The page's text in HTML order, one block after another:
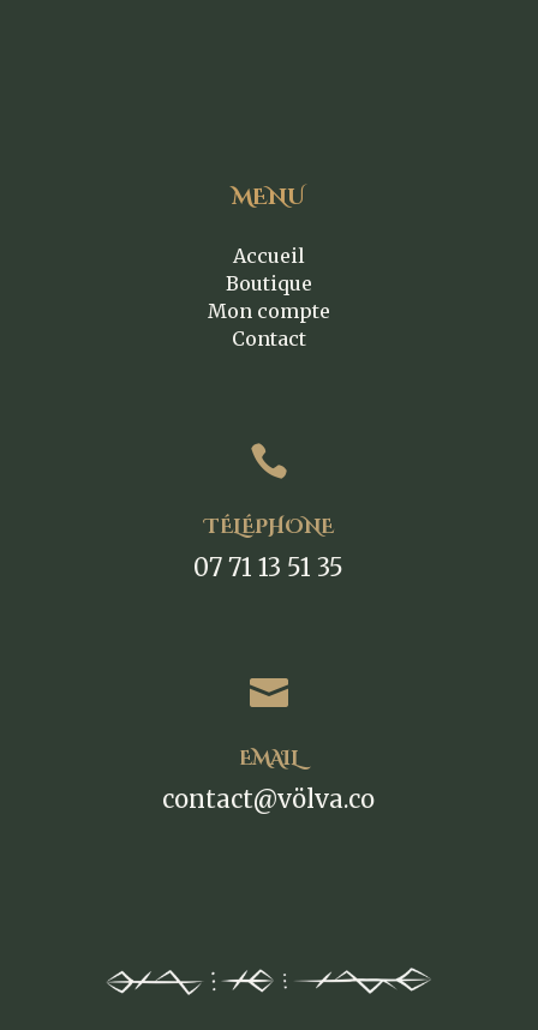
MENU
Accueil
Boutique
Mon compte
Contact

TÉLÉPHONE
07 71 13 51 35

EMAIL
contact@völva.co